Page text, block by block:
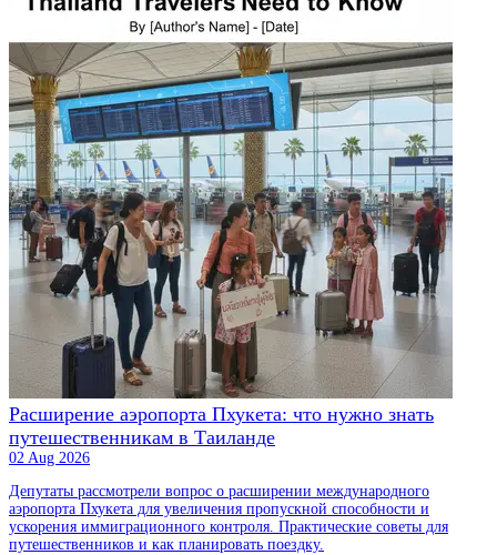
Расширение аэропорта Пхукета: что нужно знать
путешественникам в Таиланде
02 Aug 2026
Депутаты рассмотрели вопрос о расширении международного
аэропорта Пхукета для увеличения пропускной способности и
ускорения иммиграционного контроля. Практические советы для
путешественников и как планировать поездку.